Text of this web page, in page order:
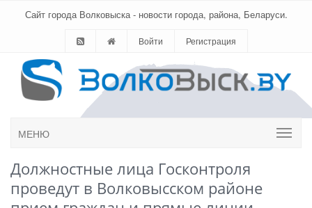
Сайт города Волковыска - новости города, района, Беларуси.
Войти Регистрация
МЕНЮ
Должностные лица Госконтроля
проведут в Волковысском районе